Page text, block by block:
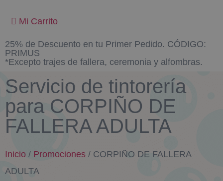
Mi Carrito
25% de Descuento en tu Primer Pedido. CÓDIGO:
PRIMUS
*Excepto trajes de fallera, ceremonia y alfombras.
Servicio de tintorería
para CORPIÑO DE
FALLERA ADULTA
Inicio / Promociones / CORPIÑO DE FALLERA
ADULTA